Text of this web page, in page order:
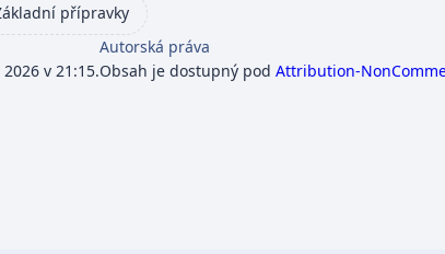
přípravky
v 21:15.
Autorská práva
Obsah je dostupný pod Attribution-